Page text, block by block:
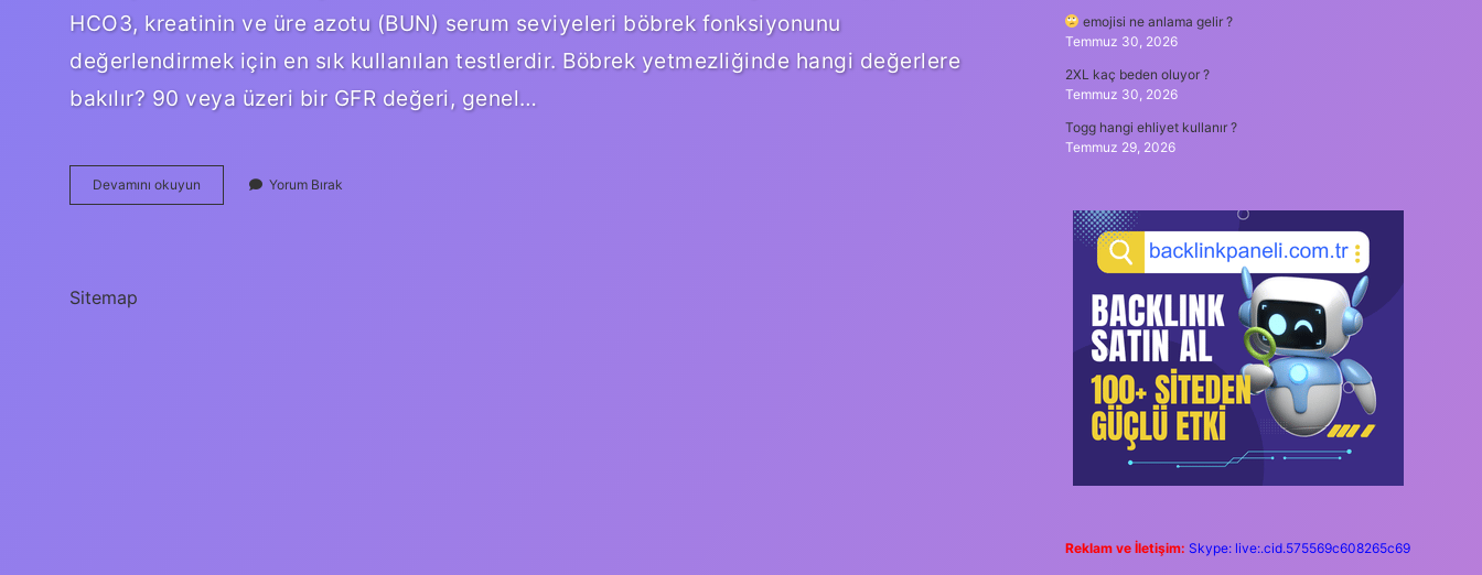
HCO3, kreatinin ve üre azotu (BUN) serum seviyeleri böbrek fonksiyonunu
değerlendirmek için en sık kullanılan testlerdir. Böbrek yetmezliğinde hangi değerlere
bakılır? 90 veya üzeri bir GFR değeri, genel…
Devamını okuyun
Yetmezliği
Yorum Bırak
Sitemap
emojisi ne anlama gelir ?
Temmuz 30, 2026
2XL kaç beden oluyor ?
Temmuz 30, 2026
Togg hangi ehliyet kullanır ?
Temmuz 29, 2026
Reklam ve İletişim: Skype: live:.cid.575569c608265c69